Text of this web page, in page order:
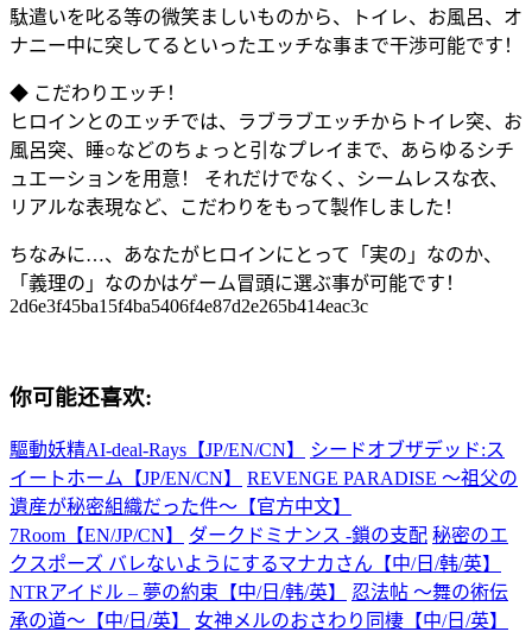
駄遣いを叱る等の微笑ましいものから、トイレ、お風呂、オ
ナニー中に突してるといったエッチな事まで干渉可能です！
◆ こだわりエッチ！
ヒロインとのエッチでは、ラブラブエッチからトイレ突、お
風呂突、睡○などのちょっと引なプレイまで、あらゆるシチ
ュエーションを用意！ それだけでなく、シームレスな衣、
リアルな表現など、こだわりをもって製作しました！
ちなみに…、あなたがヒロインにとって「実の」なのか、
「義理の」なのかはゲーム冒頭に選ぶ事が可能です！
2d6e3f45ba15f4ba5406f4e87d2e265b414eac3c
你可能还喜欢:
驅動妖精AI-deal-Rays【JP/EN/CN】
シードオブザデッド:ス
イートホーム【JP/EN/CN】
REVENGE PARADISE 〜祖父の
遺産が秘密組織だった件〜【官方中文】
7Room【EN/JP/CN】
ダークドミナンス -鎖の支配 秘密のエ
クスポーズ バレないようにするマナカさん【中/日/韩/英】
NTRアイドル – 夢の約束【中/日/韩/英】
忍法帖 ～舞の術伝
承の道～【中/日/英】
女神メルのおさわり同棲【中/日/英】